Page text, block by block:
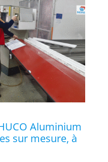
Aluminium
sur mesure, à